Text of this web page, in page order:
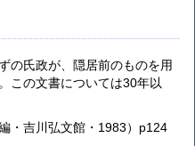
の氏政が、隠居前のものを用
この文書については30年以
・吉川弘文館・1983）p124